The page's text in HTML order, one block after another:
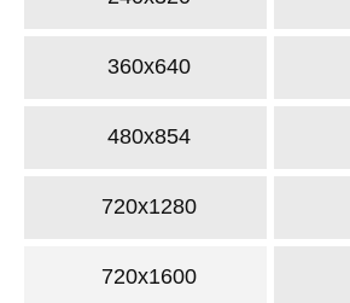
360x640
480x854
720x1280
720x1600